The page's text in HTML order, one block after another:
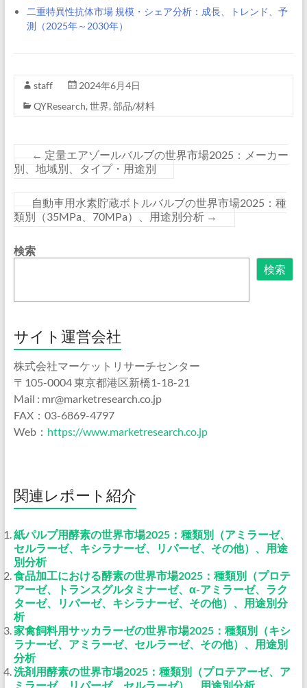
二重特異性抗体市場 規模・シェア分析：成長、トレンド、予
測（2025年～2030年）
staff
2024年6月4日
QYResearch, 世界, 部品/材料
← 定量エアゾールバルブの世界市場2025：メーカー
別、地域別、タイプ・用途別
自動車用水素貯蔵ボトルバルブの世界市場2025：種
類別（35MPa、70MPa）、用途別分析 →
検索
検索
サイト運営会社
株式会社マーケットリサーチセンター
〒105-0004 東京都港区新橋1-18-21
Mail : mr@marketresearch.co.jp
FAX：03-6869-4797
Web： https://www.marketresearch.co.jp
関連レポート紹介
紙パルプ用酵素の世界市場2025：種類別（アミラーゼ、
セルラーゼ、キシラナーゼ、リパーゼ、その他）、用途
別分析
食品加工における酵素の世界市場2025：種類別（プロテ
アーゼ、トランスグルタミナーゼ、α-アミラーゼ、ラク
ターゼ、リパーゼ、キシラナーゼ、その他）、用途別分
析
家禽飼料用サッカラーゼの世界市場2025：種類別（キシ
ラナーゼ、アミラーゼ、セルラーゼ、その他）、用途別
分析
洗剤用酵素の世界市場2025：種類別（プロテアーゼ、ア
ミラーゼ、リパーゼ、セルラーゼ）、用途別分析